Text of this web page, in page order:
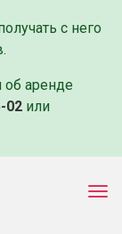
с него
аренде
02 или